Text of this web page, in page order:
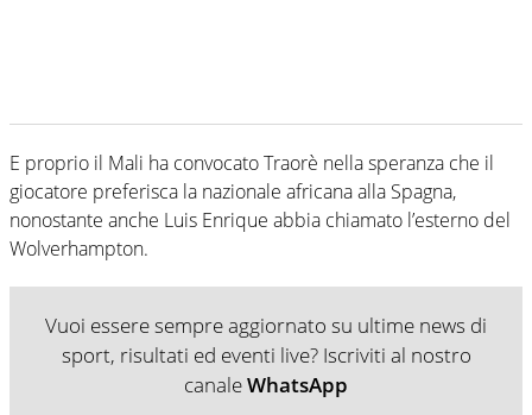
E proprio il Mali ha convocato Traorè nella speranza che il
giocatore preferisca la nazionale africana alla Spagna,
nonostante anche Luis Enrique abbia chiamato l’esterno del
Wolverhampton.
Vuoi essere sempre aggiornato su ultime news di
sport, risultati ed eventi live? Iscriviti al nostro
canaleWhatsApp